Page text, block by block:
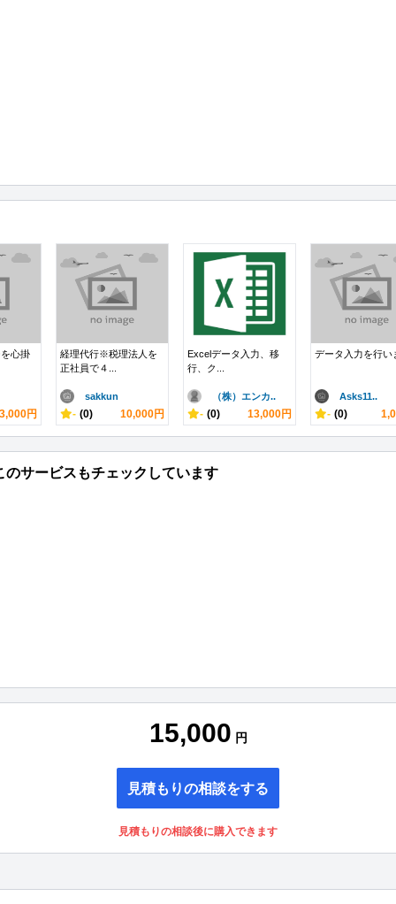
心掛
3,000円
経理代行※税理法人を
正社員で４...
sakkun
- (0) 10,000円
Excelデータ入力、移
行、ク...
（株）エンカ..
- (0) 13,000円
データ入力を行い
Asks11..
- (0)
サービスもチェックしています
15,000 円
見積もりの相談をする
見積もりの相談後に購入できます